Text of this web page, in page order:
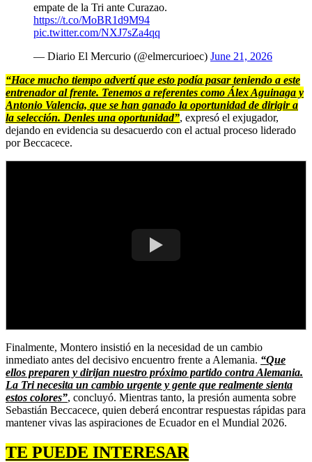
empate de la Tri ante Curazao.
https://t.co/MoBR1d9M94
pic.twitter.com/NXJ7sZa4qq
— Diario El Mercurio (@elmercurioec) June 21, 2026
“Hace mucho tiempo advertí que esto podía pasar teniendo a este
entrenador al frente. Tenemos a referentes como Álex Aguinaga y
Antonio Valencia, que se han ganado la oportunidad de dirigir a
la selección. Denles una oportunidad”, expresó el exjugador,
dejando en evidencia su desacuerdo con el actual proceso liderado
por Beccacece.
Finalmente, Montero insistió en la necesidad de un cambio
inmediato antes del decisivo encuentro frente a Alemania. “Que
ellos preparen y dirijan nuestro próximo partido contra Alemania.
La Tri necesita un cambio urgente y gente que realmente sienta
estos colores”, concluyó. Mientras tanto, la presión aumenta sobre
Sebastián Beccacece, quien deberá encontrar respuestas rápidas para
mantener vivas las aspiraciones de Ecuador en el Mundial 2026.
TE PUEDE INTERESAR